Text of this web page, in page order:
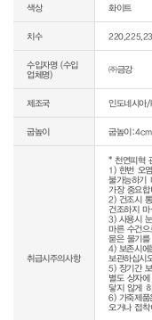
색상 화이트
치수
수입자명 (수입
업체명)
㈜금강
제조국 인도네시아
굽높이 굽높이
취급시주의사항
* 천연피혁
1) 한번 오
불가능하기
가장 중요합
2) 건조시
건조하지 마
3) 사용시
마른 수건
묻은 물기를
4) 보존시에
보관하십시
5) 장기간
별도 상자
닿지 않게
6) 가죽제품
오거나 접